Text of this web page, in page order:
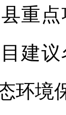
县重
建
环境